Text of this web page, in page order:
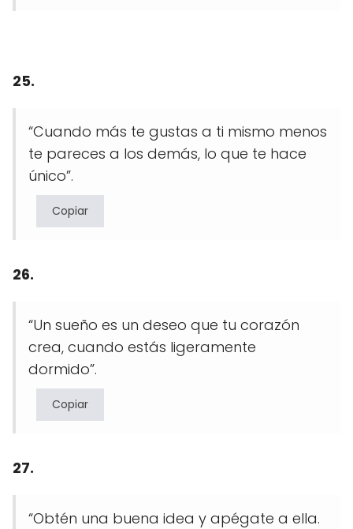
25.
“Cuando más te gustas a ti mismo menos
te pareces a los demás, lo que te hace
único”.
Copiar
26.
“Un sueño es un deseo que tu corazón
crea, cuando estás ligeramente
dormido”.
Copiar
27.
“Obtén una buena idea y apégate a ella.